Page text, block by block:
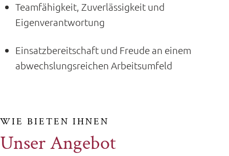
Teamfähigkeit, Zuverlässigkeit und
Eigenverantwortung
Einsatzbereitschaft und Freude an einem
abwechslungsreichen Arbeitsumfeld
WIE BIETEN IHNEN
Unser Angebot